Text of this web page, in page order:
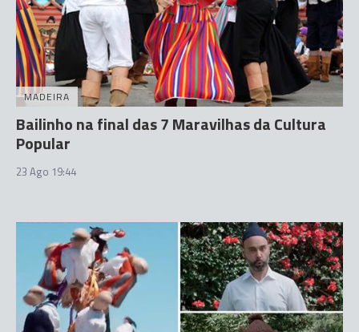
MADEIRA
Bailinho na final das 7 Maravilhas da Cultura
Popular
23 Ago 19:44